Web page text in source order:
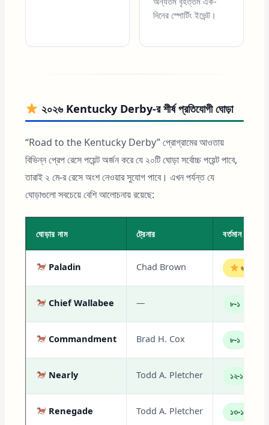
দিনের স্পোর্টিং ইভেন্ট।
২০২৬ Kentucky Derby-র শীর্ষ প্রতিযোগী ঘোড়া
“Road to the Kentucky Derby” প্রোগ্রামের আওতায়
বিভিন্ন প্রেপ রেসে পয়েন্ট অর্জন করে যে ২০টি ঘোড়া সর্বোচ্চ পয়েন্ট পাবে,
তারাই ২ মে-র রেসে অংশ নেওয়ার সুযোগ পাবে। এখন পর্যন্ত যে
ঘোড়াগুলো সবচেয়ে বেশি আলোচনায় রয়েছে:
ঘোড়ার নাম ট্রেনার বর্তমান ওডস
Paladin Chad Brown ৬-১
Chief Wallabee — ৮-১
Commandment Brad H. Cox ৮-১
Nearly Todd A. Pletcher ১২-১
Renegade Todd A. Pletcher ১৩-১